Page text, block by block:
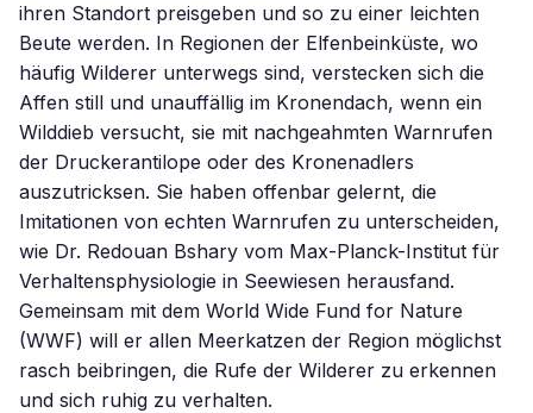
ihren Standort preisgeben und so zu einer leichten
Beute werden. In Regionen der Elfenbeinküste, wo
häufig Wilderer unterwegs sind, verstecken sich die
Affen still und unauffällig im Kronendach, wenn ein
Wilddieb versucht, sie mit nachgeahmten Warnrufen
der Druckerantilope oder des Kronenadlers
auszutricksen. Sie haben offenbar gelernt, die
Imitationen von echten Warnrufen zu unterscheiden,
wie Dr. Redouan Bshary vom Max-Planck-Institut für
Verhaltensphysiologie in Seewiesen herausfand.
Gemeinsam mit dem World Wide Fund for Nature
(WWF) will er allen Meerkatzen der Region möglichst
rasch beibringen, die Rufe der Wilderer zu erkennen
und sich ruhig zu verhalten.